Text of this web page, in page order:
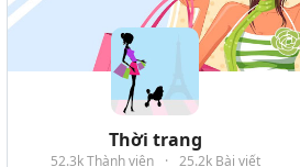
Thời trang
52.3k Thành viên · 25.2k Bài viết